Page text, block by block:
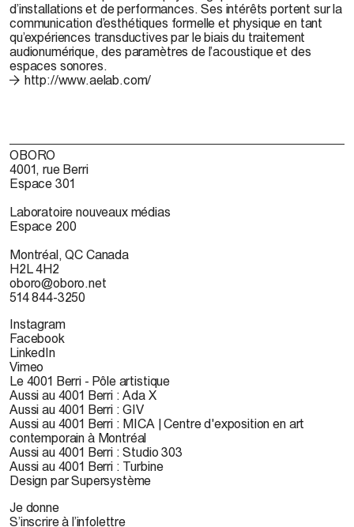
d’installations et de performances. Ses intérêts portent sur la
communication d’esthétiques formelle et physique en tant
qu’expériences transductives par le biais du traitement
audionumérique, des paramètres de l’acoustique et des
espaces sonores.
http://www.aelab.com/
OBORO
4001, rue Berri
Espace 301
Laboratoire nouveaux médias
Espace 200
Montréal, QC Canada
H2L 4H2
oboro@oboro.net
514 844-3250
Instagram
Facebook
LinkedIn
Vimeo
Le 4001 Berri - Pôle artistique
Aussi au 4001 Berri : Ada X
Aussi au 4001 Berri : GIV
Aussi au 4001 Berri : MICA | Centre d'exposition en art
contemporain à Montréal
Aussi au 4001 Berri : Studio 303
Aussi au 4001 Berri : Turbine
Design par Supersystème
Je donne
S’inscrire à l’infolettre